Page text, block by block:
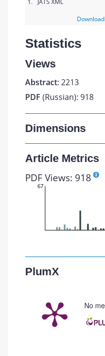
1. JATS XML
Download
Statistics
Views
Abstract: 2213
PDF (Russian): 918
Dimensions
Article Metrics
PDF Views: 918
67
PlumX
No